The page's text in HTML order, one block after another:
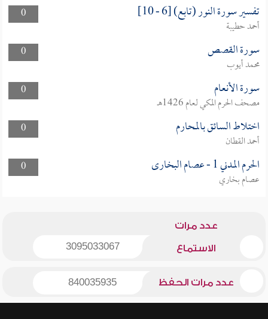
0
تفسير سورة النور (تابع) [6 - 10]
أحمد حطيبة
0
سورة القصص
محمد أيوب
0
سورة الأنعام
مصحف الحرم المكي لعام 1426هـ
0
اختلاط السائق بالمحارم
أحمد القطان
0
الحرم المدني 1 - عصام البخارى
عصام بخاري
عدد مرات
الاستماع 3095033067
عدد مرات الحفظ 840035935